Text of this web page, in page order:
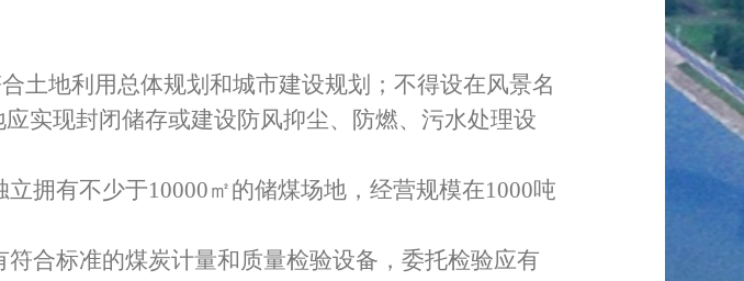
土地利用总体规划和城市建设规划；不得设在风景名
实现封闭储存或建设防风抑尘、防燃、污水处理设
立拥有不少于10000㎡的储煤场地，经营规模在1000吨
符合标准的煤炭计量和质量检验设备，委托检验应有